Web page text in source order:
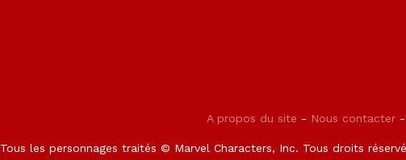
A propos du site - Nous contacter -
Tous les personnages traités © Marvel Characters, Inc. Tous droits